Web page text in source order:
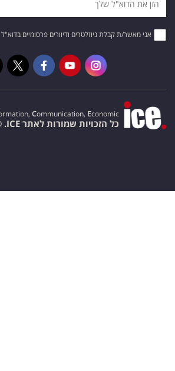
אני מאשר/ת קבלת ניוזלטרים ודיוורים פרסומיים בדוא"ל
Communication, Economic
כל הזכויות שמורות לאתר ICE. ©